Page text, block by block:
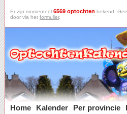
Er zijn momenteel 6569 optochten bekend.
door via het formulier.
Home
Kalender Per provincie